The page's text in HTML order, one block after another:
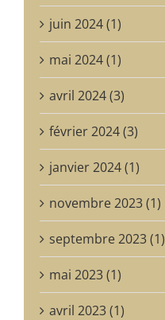
juin 2024 (1)
mai 2024 (1)
avril 2024 (3)
février 2024 (3)
janvier 2024 (1)
novembre 2023 (1)
septembre 2023 (1)
mai 2023 (1)
avril 2023 (1)